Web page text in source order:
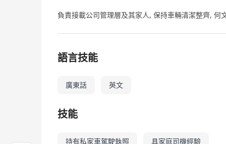
負責接載公司管理層及其家人, 保持車輛清潔整齊, 何
語言技能
廣東話 英文
技能
持有私家車駕駛執照 具家庭司機經驗